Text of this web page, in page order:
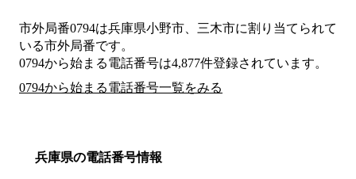
市外局番0794は兵庫県小野市、三木市に割り当てられて
いる市外局番です。
0794から始まる電話番号は4,877件登録されています。
0794から始まる電話番号一覧をみる
兵庫県の電話番号情報